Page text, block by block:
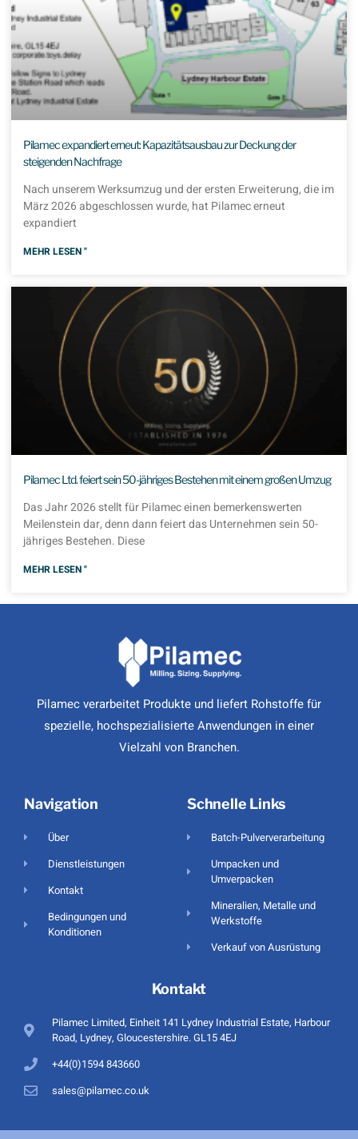
Pilamec expandiert erneut: Kapazitätsausbau zur Deckung der
steigenden Nachfrage
Nach unserem Werksumzug und der ersten Erweiterung, die im
März 2026 abgeschlossen wurde, hat Pilamec erneut
expandiert
MEHR LESEN "
Pilamec Ltd. feiert sein 50-jähriges Bestehen mit einem großen Umzug
Das Jahr 2026 stellt für Pilamec einen bemerkenswerten
Meilenstein dar, denn dann feiert das Unternehmen sein 50-
jähriges Bestehen. Diese
MEHR LESEN "
Pilamec verarbeitet Produkte und liefert Rohstoffe für
spezielle, hochspezialisierte Anwendungen in einer
Vielzahl von Branchen.
Navigation
Über
Dienstleistungen
Kontakt
Bedingungen und
Konditionen
Schnelle Links
Batch-Pulververarbeitung
Umpacken und
Umverpacken
Mineralien, Metalle und
Werkstoffe
Verkauf von Ausrüstung
Kontakt
Pilamec Limited, Einheit 141 Lydney Industrial Estate, Harbour
Road, Lydney, Gloucestershire. GL15 4EJ
+44(0)1594 843660
sales@pilamec.co.uk